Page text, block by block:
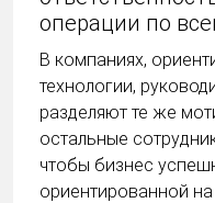
операции по
В компаниях,
технологии,
разделяют те же
остальные
чтобы бизнес
ориентированной